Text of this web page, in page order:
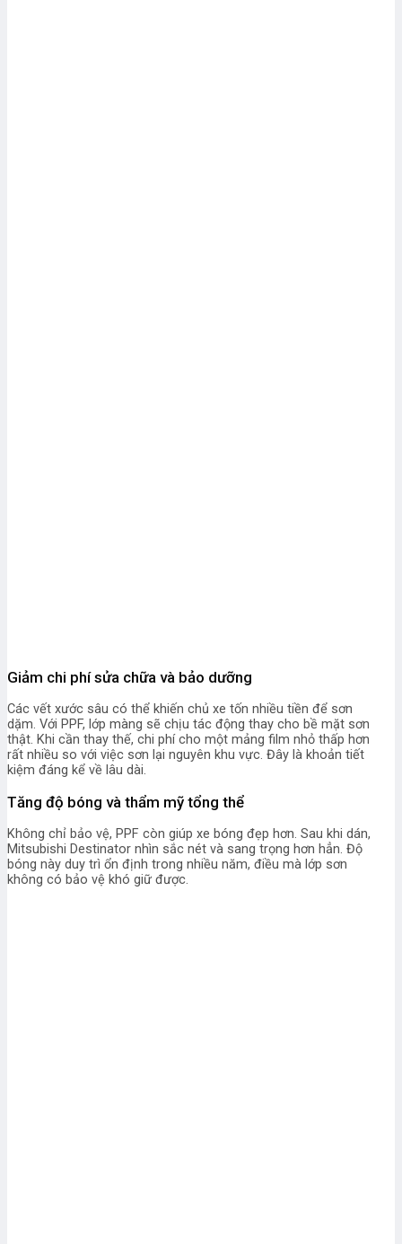
Giảm chi phí sửa chữa và bảo dưỡng
Các vết xước sâu có thể khiến chủ xe tốn nhiều tiền để sơn
dặm. Với PPF, lớp màng sẽ chịu tác động thay cho bề mặt sơn
thật. Khi cần thay thế, chi phí cho một mảng film nhỏ thấp hơn
rất nhiều so với việc sơn lại nguyên khu vực. Đây là khoản tiết
kiệm đáng kể về lâu dài.
Tăng độ bóng và thẩm mỹ tổng thể
Không chỉ bảo vệ, PPF còn giúp xe bóng đẹp hơn. Sau khi dán,
Mitsubishi Destinator nhìn sắc nét và sang trọng hơn hẳn. Độ
bóng này duy trì ổn định trong nhiều năm, điều mà lớp sơn
không có bảo vệ khó giữ được.